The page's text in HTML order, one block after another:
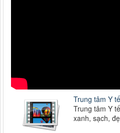
Trung tâm Y
Trung tâm Y
xanh, sạch,